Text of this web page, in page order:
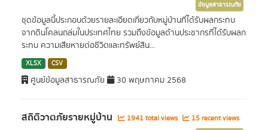
ข้อมูลสาธารณภัย
ชุดข้อมูลนี้ประกอบด้วยรายละเอียดเกี่ยวกับหมู่บ้านที่ได้รับผลกระทบ
จากดินโคลนถล่มในประเทศไทย รวมถึงข้อมูลด้านประชากรที่ได้รับผลก
ระทบ ความเสียหายต่อชีวิตและทรัพย์สิน...
XLSX CSV
ศูนย์ข้อมูลสาธารณภัย 30 พฤษภาคม 2568
สถิติวาตภัยรายหมู่บ้าน 1941 total views 15 recent views